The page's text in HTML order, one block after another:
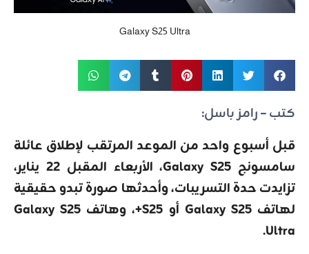
Galaxy S25 Ultra
كتب – رامز باسل:
قبل أسبوع واحد من الموعد المرتقب لإطلاق عائلة
سامسونج Galaxy S25، الأربعاء المقبل 22 يناير،
تزايدت حدة التسريبات، وأحدثها صورة تبدو حقيقية
لهاتف Galaxy S25 أو S25+، وهاتف Galaxy S25
Ultra.